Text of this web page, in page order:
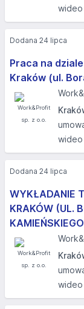
wideo
Praca na
Kraków (ul.
wideo
Dodana 24 lipca
WYKŁADANIE
KRAKÓW (UL.
wideo
Dodana 24 lipca